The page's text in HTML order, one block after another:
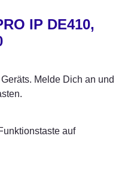
IP DE410,
Melde Dich an und
auf